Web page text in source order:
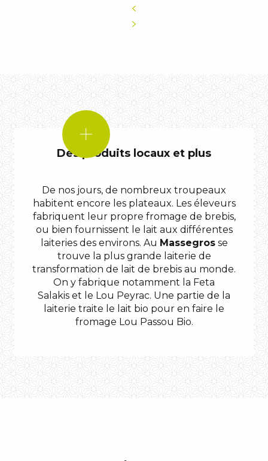
LE
SAVIEZ-
VOUS
Des produits locaux et plus
De nos jours, de nombreux troupeaux
habitent encore les plateaux. Les éleveurs
fabriquent leur propre fromage de brebis,
ou bien fournissent le lait aux différentes
laiteries des environs. Au Massegrosse
trouve la plus grande laiterie de
transformation de lait de brebis au monde.
On y fabrique notamment la Feta
Salakis et le Lou Peyrac. Une partie de la
laiterie traite le lait bio pour en faire le
fromage Lou Passou Bio.